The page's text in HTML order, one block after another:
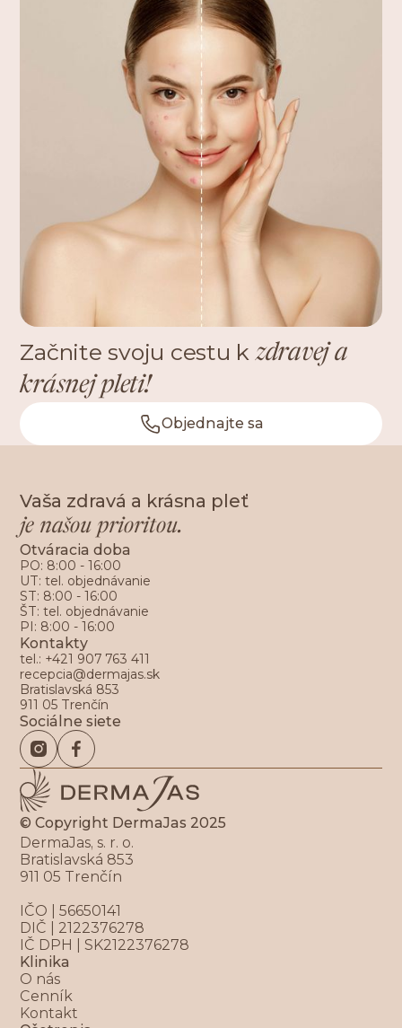
Začnite svoju cestu kzdravej a
krásnej pleti!
Objednajte sa
Vaša zdravá a krásna pleť
je našou prioritou.
Otváracia doba
PO: 8:00 - 16:00
UT: tel. objednávanie
ST: 8:00 - 16:00
ŠT: tel. objednávanie
PI: 8:00 - 16:00
Kontakty
tel.: +421 907 763 411
recepcia@dermajas.sk
Bratislavská 853
911 05 Trenčín
Sociálne siete
© Copyright DermaJas 2025
DermaJas, s. r. o.
Bratislavská 853
911 05 Trenčín
IČO | 56650141
DIČ | 2122376278
IČ DPH | SK2122376278
Klinika
O nás
Cenník
Kontakt